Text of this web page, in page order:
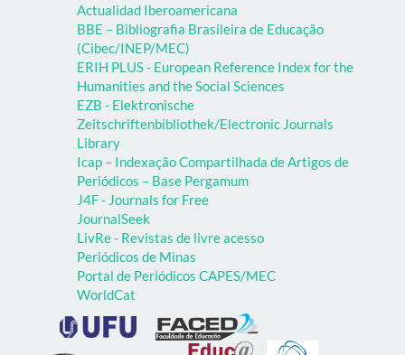
Actualidad Iberoamericana
BBE – Bibliografia Brasileira de Educação
(Cibec/INEP/MEC)
ERIH PLUS - European Reference Index for the
Humanities and the Social Sciences
EZB - Elektronische
Zeitschriftenbibliothek/Electronic Journals
Library
Icap – Indexação Compartilhada de Artigos de
Periódicos – Base Pergamum
J4F - Journals for Free
JournalSeek
LivRe - Revistas de livre acesso
Periódicos de Minas
Portal de Periódicos CAPES/MEC
WorldCat